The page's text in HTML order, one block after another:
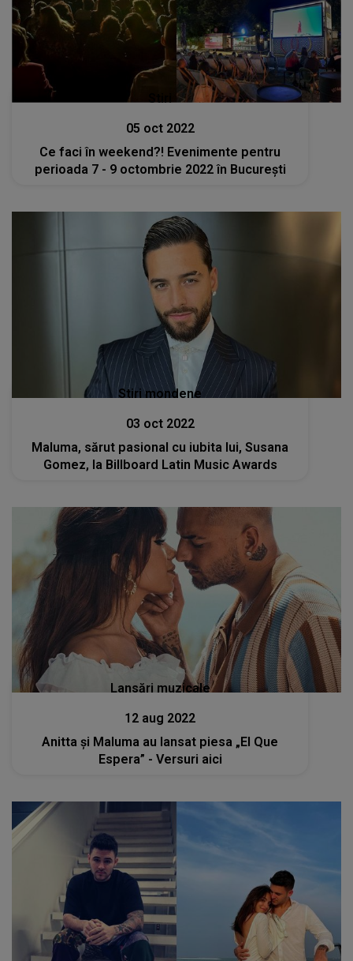
Stiri
05 oct 2022
Ce faci în weekend?! Evenimente pentru
perioada 7 - 9 octombrie 2022 în București
Stiri mondene
03 oct 2022
Maluma, sărut pasional cu iubita lui, Susana
Gomez, la Billboard Latin Music Awards
Lansări muzicale
12 aug 2022
Anitta și Maluma au lansat piesa „El Que
Espera” - Versuri aici